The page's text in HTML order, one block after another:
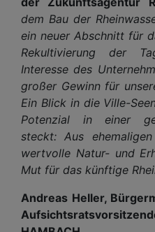
dem Bau der
ein neuer Abschnitt für
Rekultivierung der
Interesse des
großer Gewinn für
Ein Blick in die Ville-
Potenzial in einer
steckt: Aus
wertvolle Natur- und
Mut für das künftige
Andreas Heller,